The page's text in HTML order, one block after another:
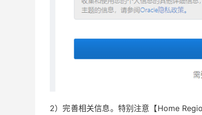
2）完善相关信息。特别注意【Home